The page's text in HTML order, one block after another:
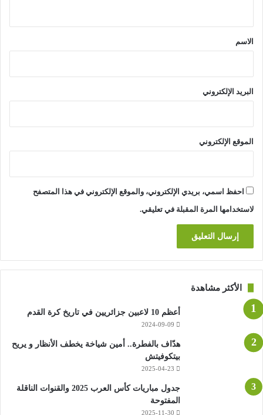
*
الاسم
البريد الإلكتروني
الموقع الإلكتروني
احفظ اسمي، بريدي الإلكتروني، والموقع الإلكتروني في هذا المتصفح
لاستخدامها المرة المقبلة في تعليقي.
الأكثر مشاهدة
أعظم 10 لاعبين جزائريين في تاريخ كرة القدم
2024-09-09
هدّاف بالفطرة.. أمين شياخة يخطف الأنظار و يريح
بيتكوفيتش
2025-04-23
جدول مباريات كأس العرب 2025 والقنوات الناقلة
المفتوحة
2025-11-30